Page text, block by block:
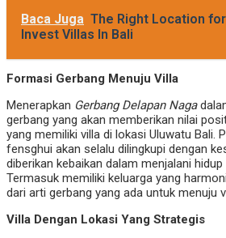
Baca Juga The Right Location
Invest Villas In Bali
Formasi Gerbang Menuju Villa
Menerapkan Gerbang Delapan Naga
gerbang yang akan memberikan nilai
yang memiliki villa di lokasi Uluwatu Bali.
fensghui akan selalu dilingkupi dengan
diberikan kebaikan dalam menjalani
Termasuk memiliki keluarga yang
dari arti gerbang yang ada untuk menuju
Villa Dengan Lokasi Yang Strategis